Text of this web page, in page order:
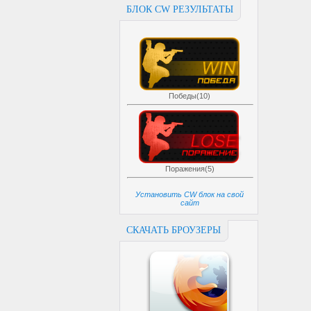
БЛОК CW РЕЗУЛЬТАТЫ
Победы(10)
Поражения(5)
Установить CW блок на свой
сайт
СКАЧАТЬ БРОУЗЕРЫ